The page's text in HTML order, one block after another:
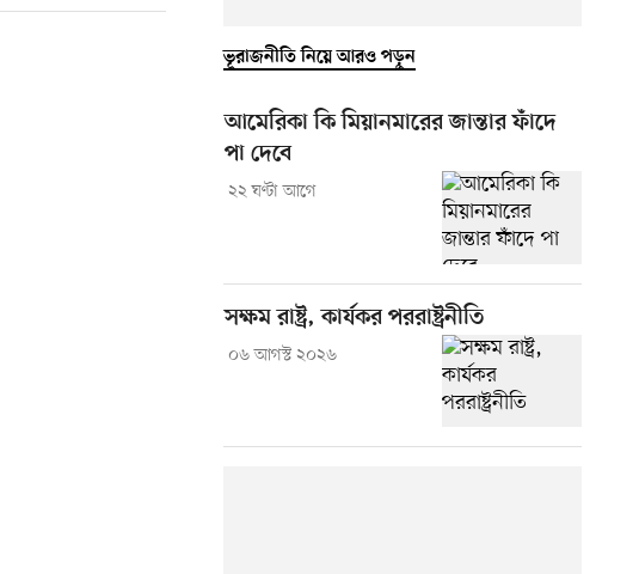
ভূরাজনীতি নিয়ে আরও পড়ুন
আমেরিকা কি মিয়ানমারের জান্তার ফাঁদে
পা দেবে
২২ ঘণ্টা আগে
সক্ষম রাষ্ট্র, কার্যকর পররাষ্ট্রনীতি
০৬ আগস্ট ২০২৬